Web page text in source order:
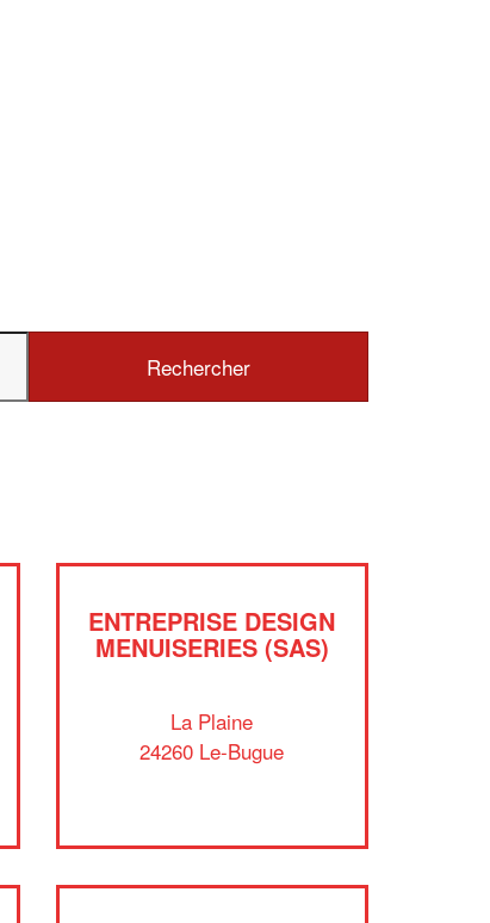
ENTREPRISE DESIGN
MENUISERIES (SAS)
La Plaine
24260 Le-Bugue